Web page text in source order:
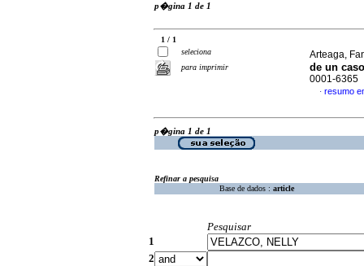
p�gina 1 de 1
1 / 1
seleciona
para imprimir
Arteaga,
de un
0001-6365
· resumo
p�gina 1 de 1
Refinar a pesquisa
Base de dados : article
Pesquisar
1
2